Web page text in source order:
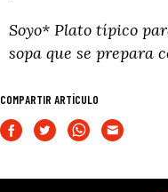
Soyo* Plato típico
sopa que se prepara
COMPARTIR ARTÍCULO